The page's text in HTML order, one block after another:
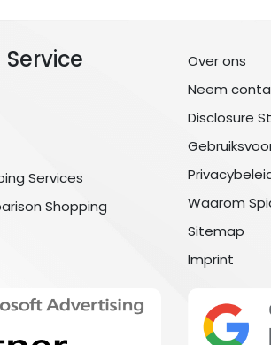
Services
Shopping
Over ons
Neem
Disclosure
Waarom
Sitemap
Imprint